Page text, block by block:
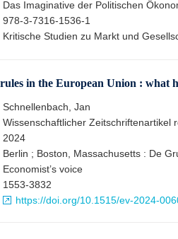
Das Imaginative der Politischen
978-3-7316-1536-1
Kritische Studien zu Markt und
in the European Union : what
Schnellenbach, Jan
Wissenschaftlicher Zeitschriftenartikel
2024
Berlin ; Boston, Massachusetts : De
Economist’s voice
1553-3832
https://doi.org/10.1515/ev-2024-